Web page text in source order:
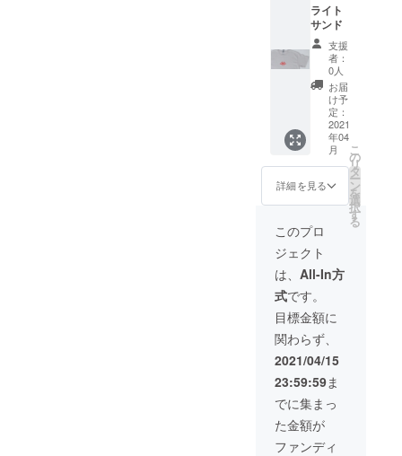
ライト
サンド
支援
者：
0人
お届
け予
定：
2021
年04
月
詳細を見る
こ
の
リ
タ
ー
ン
を
選
択
す
る
このプロ
ジェクト
は、 All-In方
式です。
目標金額に
関わらず、
2021/04/15
23:59:59ま
でに集まっ
た金額が
ファンディ